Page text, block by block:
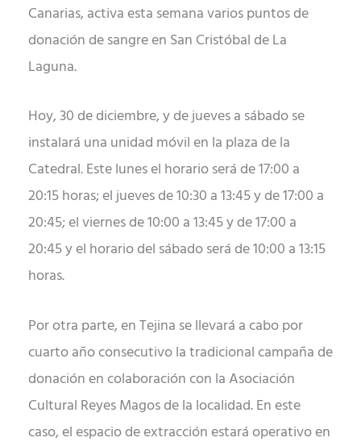
Canarias, activa esta semana varios puntos de
donación de sangre en San Cristóbal de La
Laguna.
Hoy, 30 de diciembre, y de jueves a sábado se
instalará una unidad móvil en la plaza de la
Catedral. Este lunes el horario será de 17:00 a
20:15 horas; el jueves de 10:30 a 13:45 y de 17:00 a
20:45; el viernes de 10:00 a 13:45 y de 17:00 a
20:45 y el horario del sábado será de 10:00 a 13:15
horas.
Por otra parte, en Tejina se llevará a cabo por
cuarto año consecutivo la tradicional campaña de
donación en colaboración con la Asociación
Cultural Reyes Magos de la localidad. En este
caso, el espacio de extracción estará operativo en